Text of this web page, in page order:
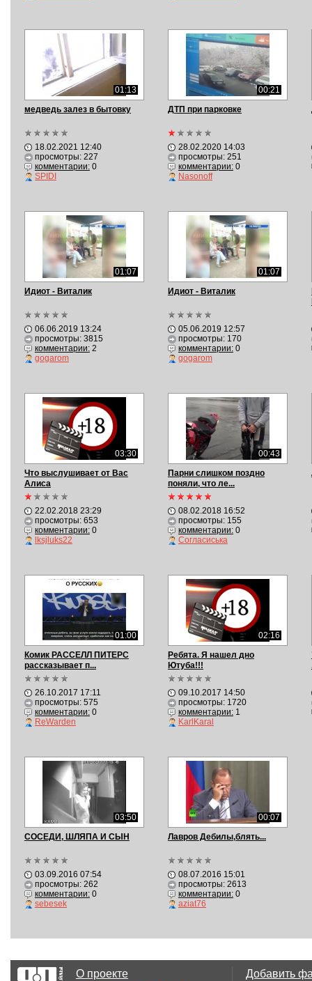
01:13
медведь залез в бытовку
18.02.2021 12:40
просмотры: 227
комментарии:0
SPIDI
00:21
ДТП при парковке
28.02.2020 14:03
просмотры: 251
комментарии:0
Nasonoff
01:07
Идиот - Виталик
06.06.2019 13:24
просмотры: 3815
комментарии:2
gogarom
01:07
Идиот - Виталик
05.06.2019 12:57
просмотры: 170
комментарии:0
gogarom
03:30
Что выслушивает от Вас
Алиса
22.02.2018 23:29
просмотры: 653
комментарии:0
lksjluks22
00:43
Парни слишком поздно
поняли, что ле...
08.02.2018 16:52
просмотры: 155
комментарии:0
Согласиська
01:00
Комик РАССЕЛЛ ПИТЕРС
рассказывает п...
26.10.2017 17:11
просмотры: 575
комментарии:0
ReWarden
02:16
Ребята. Я нашел дно
Ютуба!!!
09.10.2017 14:50
просмотры: 1720
комментарии:1
KarlKaral
03:50
СОСЕДИ, ШЛЯПА И СЫН
03.09.2016 07:54
просмотры: 262
комментарии:0
sebesek
00:07
Лавров Дебилы,блять...
08.07.2016 15:01
просмотры: 2613
комментарии:0
aziat76
О проекте
Добавить